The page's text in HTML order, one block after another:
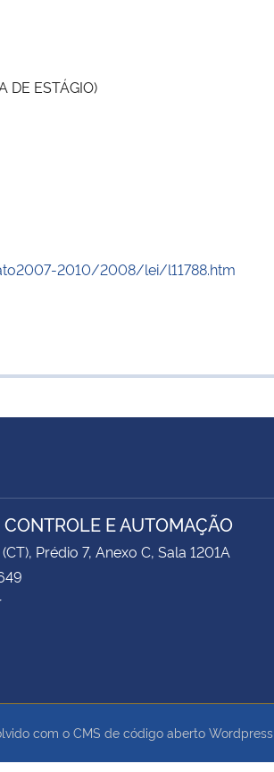
DE ESTÁGIO)
2010/2008/lei/l11788.htm
E AUTOMAÇÃO
Prédio 7, Anexo C, Sala 1201A
com o CMS de código aberto Wordpress